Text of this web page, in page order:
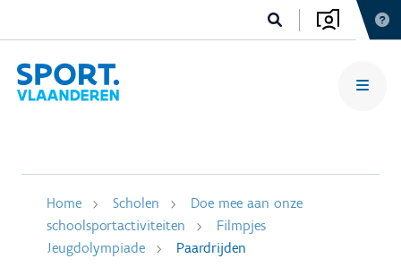
Home Scholen
Doe mee aan onze
schoolsportactiviteiten
Filmpjes
Jeugdolympiade
Paardrijden